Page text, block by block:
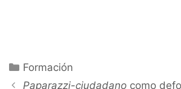
Categorías
Formación
Paparazzi-ciudadano como